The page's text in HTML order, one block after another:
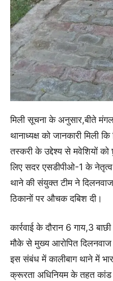
मिली सूचना के अनुसार,बीते
थानाध्यक्ष को जानकारी
तस्करी के उद्देश्य से मवेशियों
लिए सदर एसडीपीओ-1 के
थाने की संयुक्त टीम ने
ठिकानों पर औचक दबिश दी।
कार्रवाई के दौरान 6 गाय,3
मौके से मुख्य आरोपित
इस संबंध में कालीबाग थाने में
क्रूरता अधिनियम के तहत